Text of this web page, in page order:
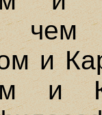
чем
и
и